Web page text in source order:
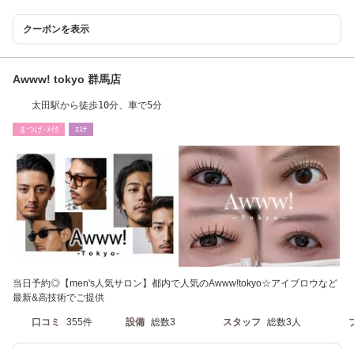
クーポンを表示
Awww! tokyo 群馬店
太田駅から徒歩10分、車で5分
まつげ･ﾒｲｸ ｴｽﾃ
当日予約◎【men's人気サロン】都内で人気のAwww!tokyo☆アイブロウなど
最新&高技術でご提供
口コミ 355件 設備 総数3 スタッフ 総数3人